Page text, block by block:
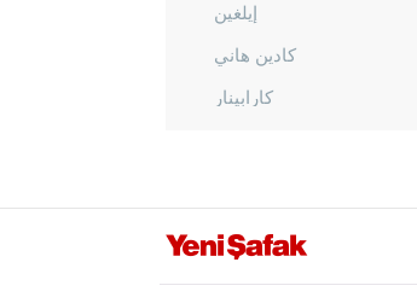
إيلغين
كادين هاني
كارابينار
صاراي أونو